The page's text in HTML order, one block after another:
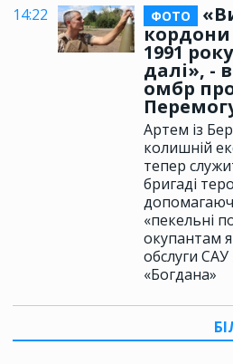
14:22 ФОТО
кордони
1991
далі», -
омбр
Артем із
колишній
тепер
бригаді
«пекельні
окупантам
обслуги САУ
«Богдана»